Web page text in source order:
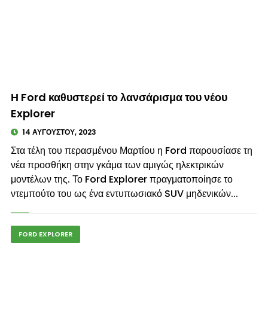
© enkinisi.gr
Η Ford καθυστερεί το λανσάρισμα του νέου
Explorer
14 ΑΥΓΟΎΣΤΟΥ, 2023
Στα τέλη του περασμένου Μαρτίου η Ford παρουσίασε τη
νέα προσθήκη στην γκάμα των αμιγώς ηλεκτρικών
μοντέλων της. Το Ford Explorer πραγματοποίησε το
ντεμπούτο του ως ένα εντυπωσιακό SUV μηδενικών...
FORD EXPLORER